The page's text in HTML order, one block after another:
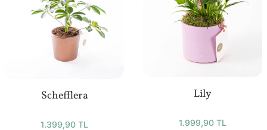
Schefflera
1.399,90 TL
Lily
1.999,90 TL